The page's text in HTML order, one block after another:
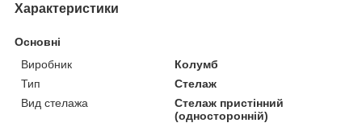
Характеристики
Основні
Виробник
Колумб
Тип
Стелаж
Вид стелажа
Стелаж пристінний
(односторонній)